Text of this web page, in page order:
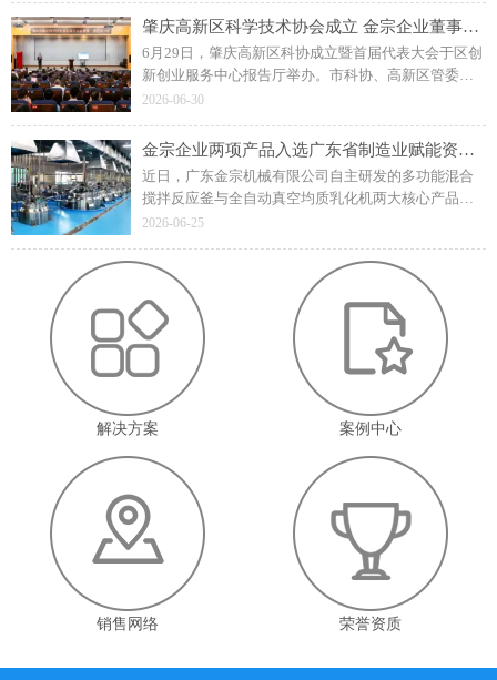
肇庆高新区科学技术协会成立 金宗企业董事长钟日强当选副主席
6月29日，肇庆高新区科协成立暨首届代表大会于区创
新创业服务中心报告厅举办。市科协、高新区管委会
相关领导，各单位、科研院校及金宗机械等企业代表
2026-06-30
金宗企业两项产品入选广东省制造业赋能资源名录
近日，广东金宗机械有限公司自主研发的多功能混合
搅拌反应釜与全自动真空均质乳化机两大核心产品凭
借技术先进性与成熟应用价值顺利通过遴选，标志着
获得省级官方认定。
2026-06-25
解决方案 案例中心
销售网络 荣誉资质